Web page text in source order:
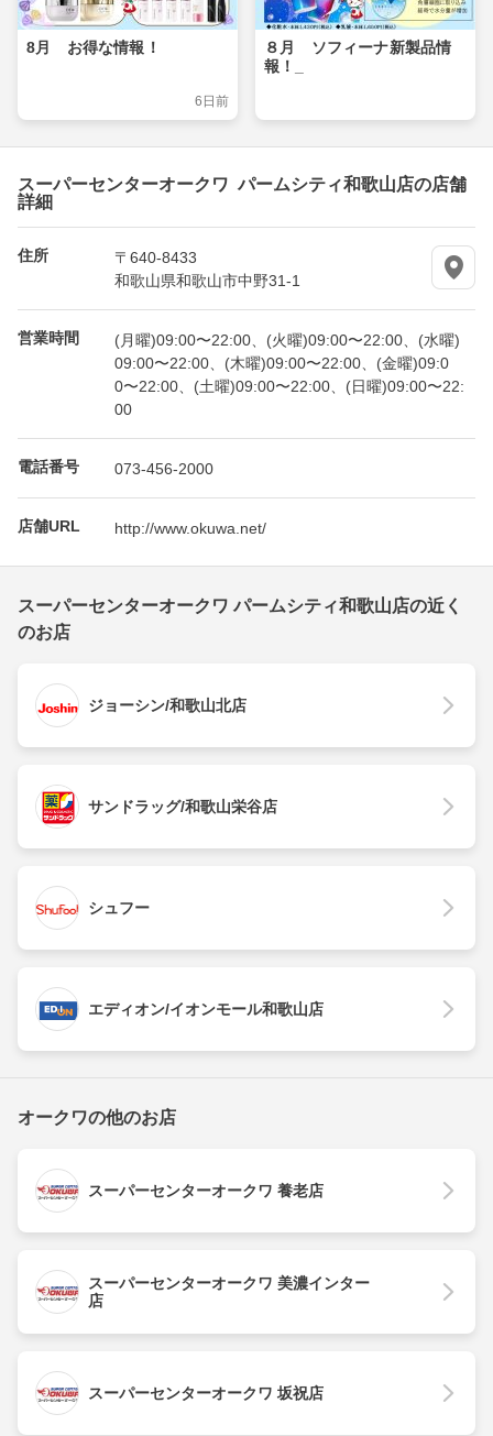
8月 お得な情報！
6日前
８月 ソフィーナ新製品情
報！_
スーパーセンターオークワ パームシティ和歌山店の店舗
詳細
住所
〒640-8433
和歌山県和歌山市中野31-1
営業時間
(月曜)09:00〜22:00、(火曜)09:00〜22:00、(水曜)
09:00〜22:00、(木曜)09:00〜22:00、(金曜)09:0
0〜22:00、(土曜)09:00〜22:00、(日曜)09:00〜22:
00
電話番号 073-456-2000
店舗URL http://www.okuwa.net/
スーパーセンターオークワ パームシティ和歌山店の近く
のお店
ジョーシン/和歌山北店
サンドラッグ/和歌山栄谷店
シュフー
エディオン/イオンモール和歌山店
オークワの他のお店
スーパーセンターオークワ 養老店
スーパーセンターオークワ 美濃インター
店
スーパーセンターオークワ 坂祝店